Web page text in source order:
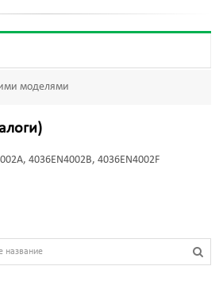
моделями
4036EN4002B, 4036EN4002F